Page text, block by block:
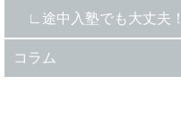
途中入塾でも大丈夫！
コラム